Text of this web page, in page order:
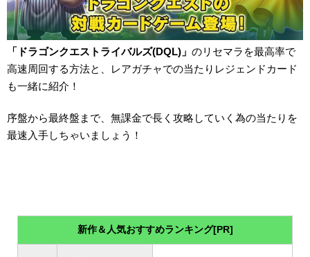
「ドラゴンクエストライバルズ(DQL)」 のリセマラを最高率で
高速周回する方法と、レアガチャでの当たりレジェンドカード
も一緒に紹介！
序盤から最終盤まで、無課金で長く攻略していく為の当たりを
最速入手しちゃいましょう！
新作＆人気おすすめランキング[PR]